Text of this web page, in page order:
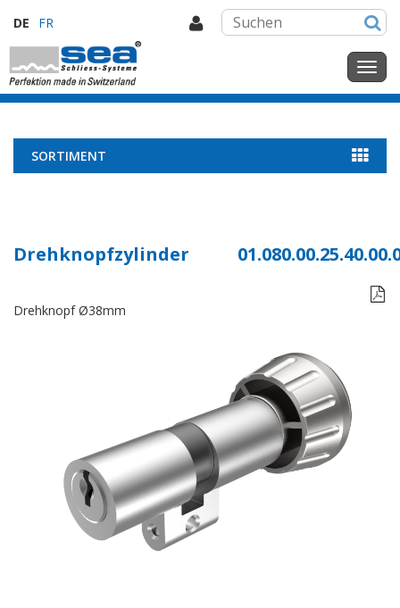
DE FR
SORTIMENT
Drehknopfzylinder

Drehknopf Ø38mm